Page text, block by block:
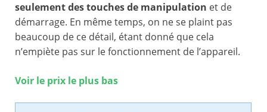
seulement des touches de manipulation et de
démarrage. En même temps, on ne se plaint pas
beaucoup de ce détail, étant donné que cela
n’empiète pas sur le fonctionnement de l’appareil.
Voir le prix le plus bas